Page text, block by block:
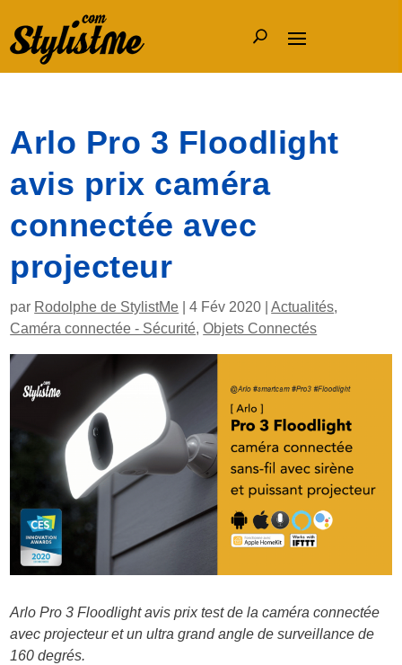
Arlo Pro 3 Floodlight
avis prix caméra
connectée avec
projecteur
par Rodolphe de StylistMe |4 Fév 2020 |Actualités,
Caméra connectée - Sécurité,Objets Connectés
Arlo Pro 3 Floodlight avis prix test de la caméra connectée
avec projecteur et un ultra grand angle de surveillance de
160 degrés.